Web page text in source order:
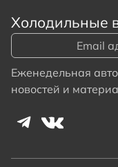
Холодильные
Еженедельная
новостей и